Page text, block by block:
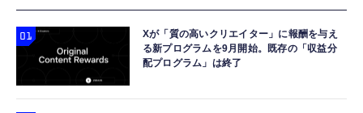
Xが「質の高いクリエイター」に報酬を与え
る新プログラムを9月開始。既存の「収益分
配プログラム」は終了